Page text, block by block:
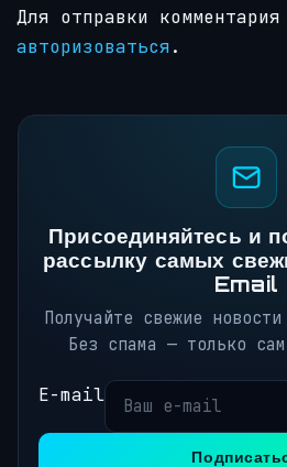
Для отправки
авторизоваться.
Присоединяйтесь и
рассылку самых
Email
Получайте свежие
Без спама — только
E-mail